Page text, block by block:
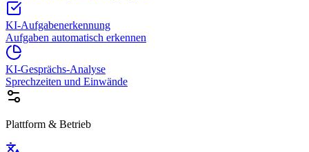
KI-Aufgabenerkennung
Aufgaben automatisch erkennen
KI-Gesprächs-Analyse
Sprechzeiten und Einwände
Plattform & Betrieb